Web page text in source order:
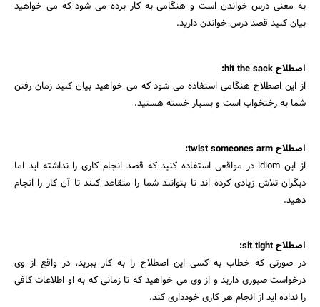
به معنی درس خواندن است و هنگامی به کار برده می شود که می خواهید
بیان کنید قصد درس خواندن دارید.
اصطلاح hit the sack:
از این اصطلاح هنگامی استفاده می شود که می خواهید بیان کنید زمان رفتن
شما به رختخواب است و بسیار خسته هستید.
اصطلاح twist someones arm:
از این idiom در مواقعی استفاده کنید که قصد انجام کاری را نداشته اید اما
دیگران تلاش زیادی کرده اند تا بتوانند شما را متقاعد کنند تا آن کار را انجام
دهید.
اصطلاح sit tight:
در صورتی که خطاب به کسی این اصطلاح را به کار ببرید، در واقع از وی
درخواست صبوری دارید و از وی می خواهید که تا زمانی که به او اطلاعات کافی
را نداده اید از انجام هر کاری خودداری کند.